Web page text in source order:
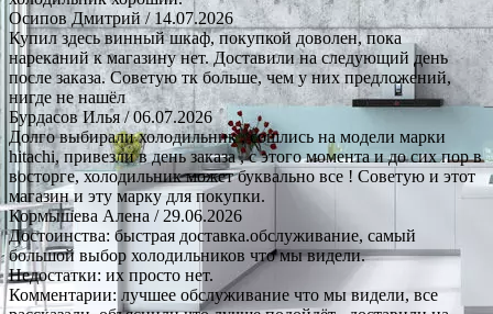
Осипов Дмитрий/ 14.07.2026
Купил здесь винный шкаф, покупкой доволен, пока
нареканий к магазину нет. Доставили на следующий день
после заказа. Советую тк больше, чем у них предложений,
нигде не нашёл
Бурдасов Илья/ 06.07.2026
Долго выбирали холодильник , сошлись на модели марки
hitachi, привезли в день заказа , с этого момента и до сих пор в
восторге, холодильник может буквально все ! Советую и этот
магазин и эту марку для покупки.
Кормышева Алена / 29.06.2026
Достоинства: быстрая доставка.обслуживание, самый
большой выбор холодильников что мы видели.
Недостатки: их просто нет.
Комментарии: лучшее обслуживание что мы видели, все